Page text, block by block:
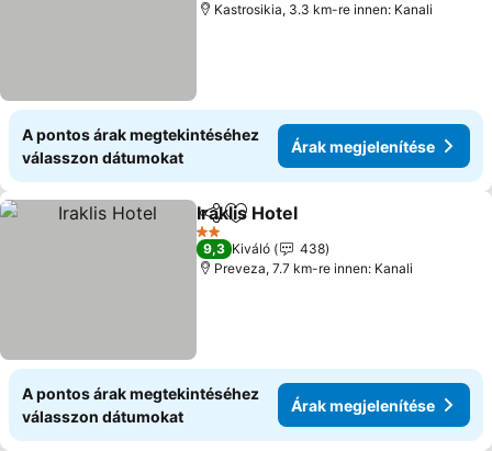
Kastrosikia, 3.3 km-re innen: Kanali
A pontos árak megtekintéséhez
válasszon dátumokat
Árak megjelenítése
Megosztás
Hozzáadás a kedvencekhez
Iraklis Hotel
2 Kategória
9,3 Kiváló
438
Preveza, 7.7 km-re innen: Kanali
A pontos árak megtekintéséhez
válasszon dátumokat
Árak megjelenítése